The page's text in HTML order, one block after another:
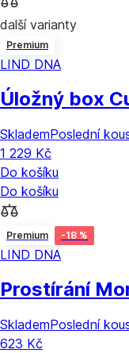
další varianty
Premium
LIND DNA
Úložný box
SklademPoslední
1 229 Kč
Do košíku
Do košíku
Premium -18 %
LIND DNA
Prostírání
SklademPoslední
623 Kč